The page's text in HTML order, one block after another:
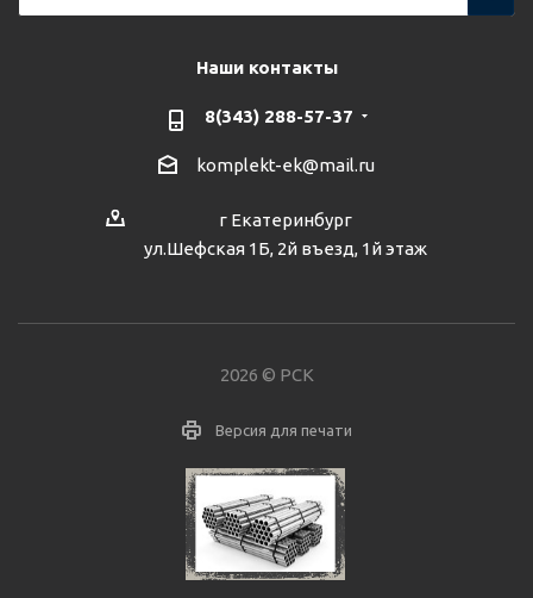
Наши контакты
8(343) 288-57-37
komplekt-ek@mail.ru
г Екатеринбург
ул.Шефская 1Б, 2й въезд, 1й этаж
2026 © РСК
Версия для печати